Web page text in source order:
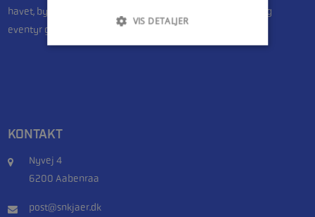
havet, byder vi dig velkommen til et sted, hvor ekspertise og
eventyr går hånd i hånd.
KONTAKT
Nyvej 4
6200 Aabenraa
post@snkjaer.dk
VIS DETALJER